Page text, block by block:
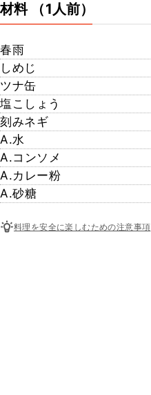
材料 （1人前）
春雨
しめじ
ツナ缶
塩こしょう
刻みネギ
A.水
A.コンソメ
A.カレー粉
A.砂糖
料理を安全に楽しむための注意事項